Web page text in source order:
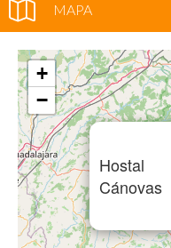
MAPA
Hostal
Cánovas
+
−